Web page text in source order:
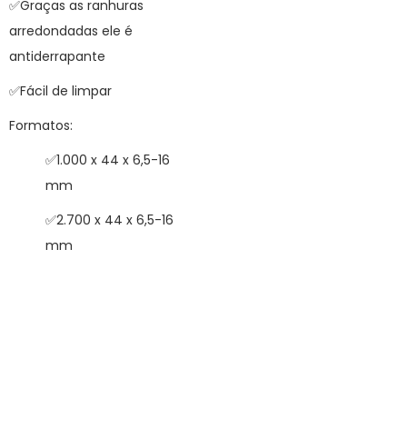
✅Graças as ranhuras
arredondadas ele é
antiderrapante
✅Fácil de limpar
Formatos:
✅1.000 x 44 x 6,5-16
mm
✅2.700 x 44 x 6,5-16
mm